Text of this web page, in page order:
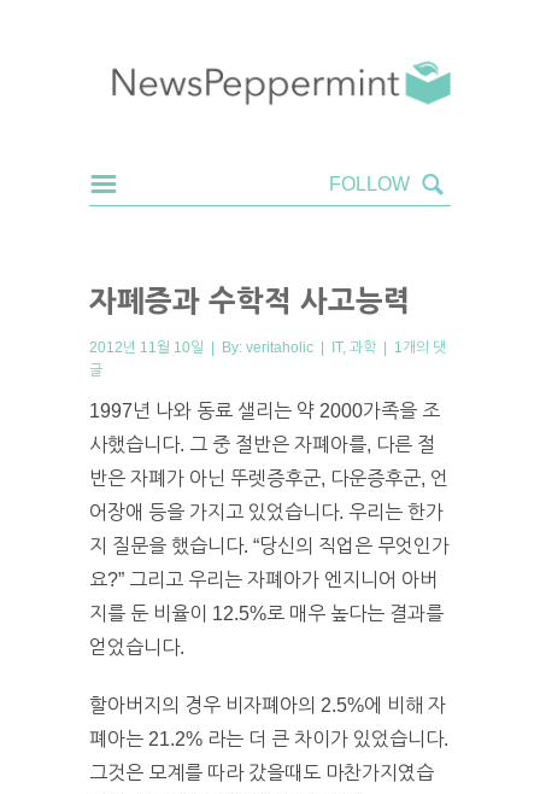
자폐증과 수학적 사고능력
2012년 11월 10일 | By: veritaholic | IT, 과학 | 1개의 댓
글
1997년 나와 동료 샐리는 약 2000가족을 조
사했습니다. 그 중 절반은 자폐아를, 다른 절
반은 자폐가 아닌 뚜렛증후군, 다운증후군, 언
어장애 등을 가지고 있었습니다. 우리는 한가
지 질문을 했습니다. “당신의 직업은 무엇인가
요?” 그리고 우리는 자폐아가 엔지니어 아버
지를 둔 비율이 12.5%로 매우 높다는 결과를
얻었습니다.
할아버지의 경우 비자폐아의 2.5%에 비해 자
폐아는 21.2% 라는 더 큰 차이가 있었습니다.
그것은 모계를 따라 갔을때도 마찬가지였습